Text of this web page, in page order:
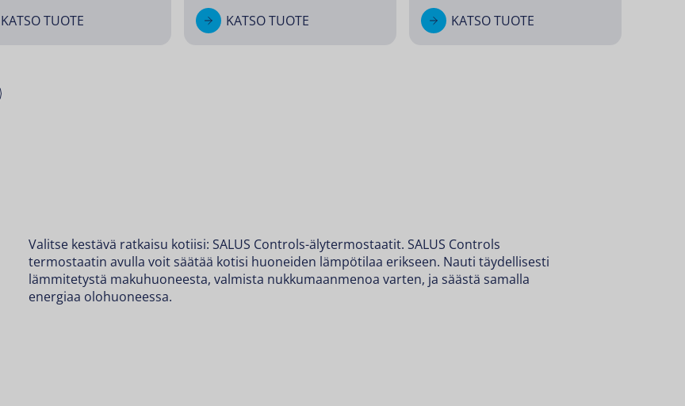
KATSO TUOTE KATSO TUOTE KATSO TUOTE
Next
Valitse kestävä ratkaisu kotiisi: SALUS Controls-älytermostaatit. SALUS Controls
termostaatin avulla voit säätää kotisi huoneiden lämpötilaa erikseen. Nauti täydellisesti
lämmitetystä makuhuoneesta, valmista nukkumaanmenoa varten, ja säästä samalla
energiaa olohuoneessa.